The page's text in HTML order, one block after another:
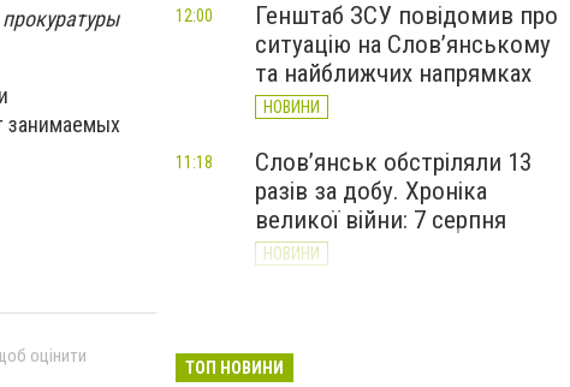
занимаемых
оцінити
Генштаб ЗСУ повідомив про
ситуацію на Слов’янському
та найближчих напрямках
НОВИНИ
12:00
Слов’янськ обстріляли 13
разів за добу. Хроніка
великої війни: 7 серпня
НОВИНИ
11:18
атак дронів - Лях
ТОП НОВИНИ